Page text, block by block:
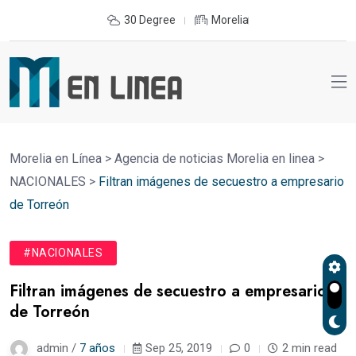
30 Degree Morelia
Morelia en Línea > Agencia de noticias Morelia en linea >
NACIONALES > Filtran imágenes de secuestro a empresario
de Torreón
#NACIONALES
Filtran imágenes de secuestro a empresario
de Torreón
admin / 7 años Sep 25, 2019 0 2 min read